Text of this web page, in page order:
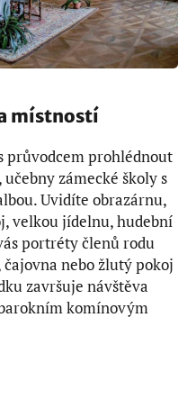
místností
průvodcem prohlédnout
zámecké školy s
Uvidíte obrazárnu,
velkou jídelnu, hudební
portréty členů rodu
nebo žlutý pokoj
završuje návštěva
komínovým